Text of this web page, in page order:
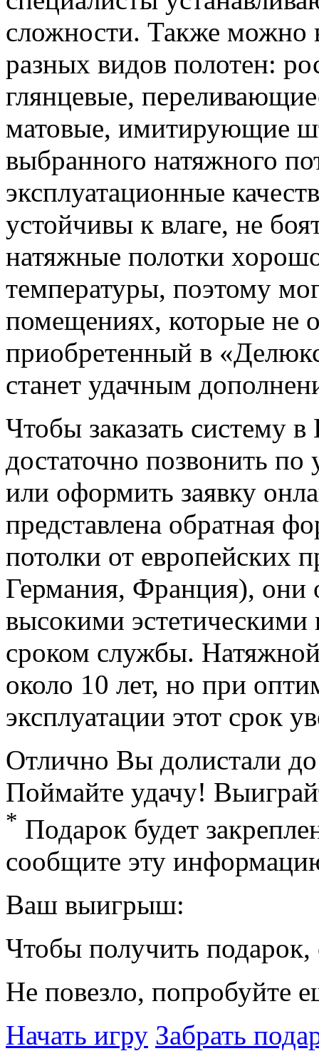
сложности. Также можно
разных видов полотен:
глянцевые,
матовые, имитирующие
выбранного натяжного
эксплуатационные
устойчивы к влаге, не
натяжные полотки
температуры, поэтому
помещениях, которые не
приобретенный в
станет удачным
Чтобы заказать систему
достаточно позвонить по
или оформить заявку
представлена обратная
потолки от европейских
Германия, Франция), они
высокими эстетическими
сроком службы.
около 10 лет, но при
эксплуатации этот срок
Отлично Вы долистали
Поймайте удачу!
* Подарок будет
сообщите эту
Ваш выигрыш:
Чтобы получить подарок,
Не повезло, попробуйте
Начать игру Забрать